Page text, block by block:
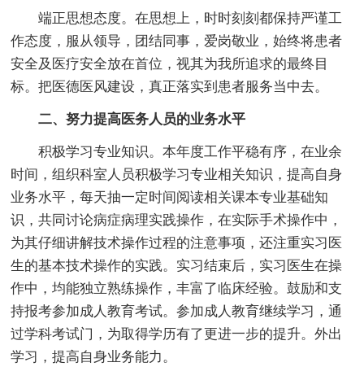
端正思想态度。在思想上，时时刻刻都保持严谨工
作态度，服从领导，团结同事，爱岗敬业，始终将患者
安全及医疗安全放在首位，视其为我所追求的最终目
标。把医德医风建设，真正落实到患者服务当中去。
二、努力提高医务人员的业务水平
积极学习专业知识。本年度工作平稳有序，在业余
时间，组织科室人员积极学习专业相关知识，提高自身
业务水平，每天抽一定时间阅读相关课本专业基础知
识，共同讨论病症病理实践操作，在实际手术操作中，
为其仔细讲解技术操作过程的注意事项，还注重实习医
生的基本技术操作的实践。实习结束后，实习医生在操
作中，均能独立熟练操作，丰富了临床经验。鼓励和支
持报考参加成人教育考试。参加成人教育继续学习，通
过学科考试门，为取得学历有了更进一步的提升。外出
学习，提高自身业务能力。